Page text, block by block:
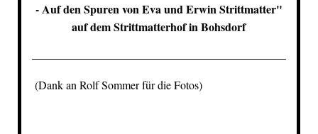
- Auf den Spuren von Eva und Erwin Strittmatter"
auf dem Strittmatterhof in Bohsdorf
(Dank an Rolf Sommer für die Fotos)